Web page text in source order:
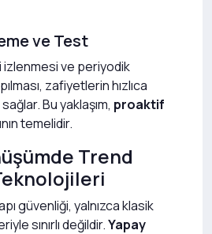
ve Test
izlenmesi ve periyodik
zafiyetlerin hızlıca
Bu yaklaşım, proaktif
temelidir.
Trend
güvenliği, yalnızca klasik
sınırlı değildir.Yapay